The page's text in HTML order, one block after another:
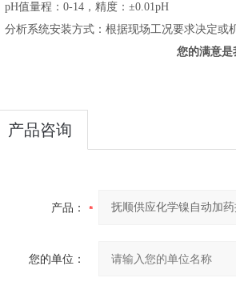
pH值量程：0-14，精度：±0.01pH
分析系统安装方式：根据现场工况要求决定或
您的满意是
产品咨询
产品：
您的单位：